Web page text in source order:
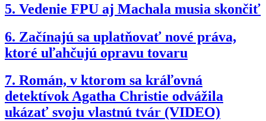
5. Vedenie FPU aj Machala musia skončiť
6. Začínajú sa uplatňovať nové práva,
ktoré uľahčujú opravu tovaru
7. Román, v ktorom sa kráľovná
detektívok Agatha Christie odvážila
ukázať svoju vlastnú tvár (VIDEO)